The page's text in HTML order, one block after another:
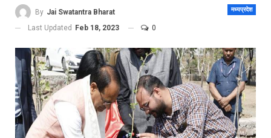
मध्यप्रदेश
By Jai Swatantra Bharat
Last Updated Feb 18, 2023 0